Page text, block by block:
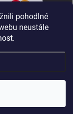
pohodlné
neustále
Upravit nastavení